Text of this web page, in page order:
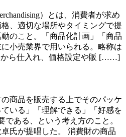
）とは、消費者が求め
、適切な場所やタイミングで提
のこと。「商品化計画」「商品
小売業界で用いられる。略称は
から仕入れ、価格設定や販 [……]
商品を販売する上でそのパッケ
いる」「理解できる」「好感を
である、という考え方のこと。
氏が提唱した。 消費財の商品